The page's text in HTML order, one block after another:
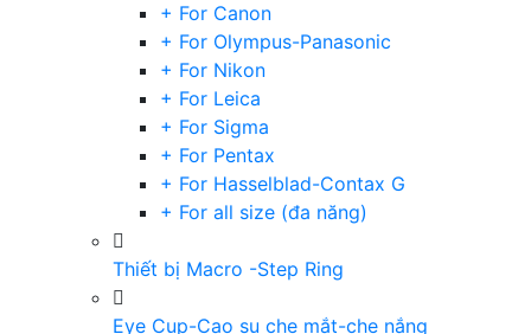
+ For Canon
+ For Olympus-Panasonic
+ For Nikon
+ For Leica
+ For Sigma
+ For Pentax
+ For Hasselblad-Contax G
+ For all size (đa năng)
Thiết bị Macro -Step Ring
Eye Cup-Cao su che mắt-che nắng